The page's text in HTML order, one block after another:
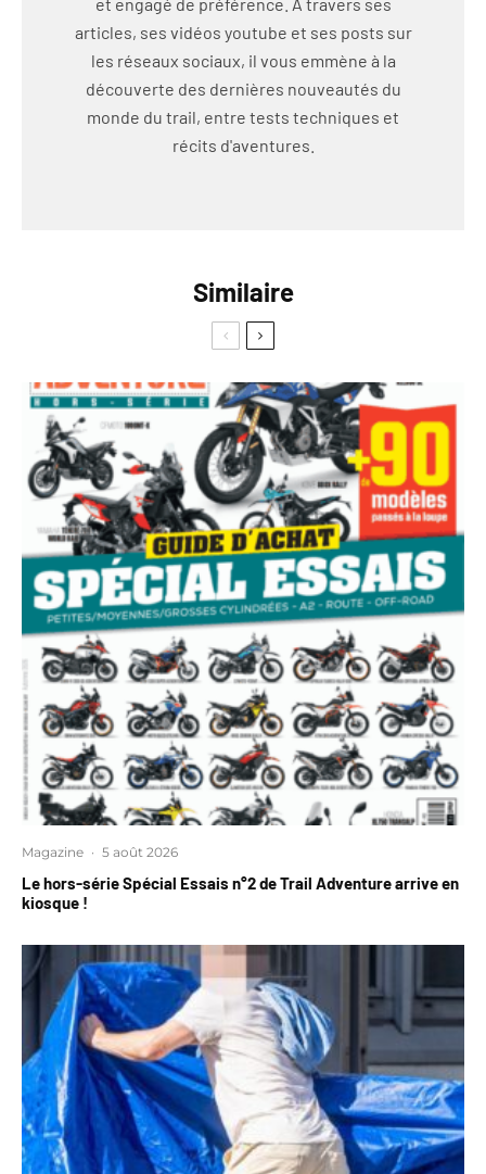
articles, ses vidéos youtube et ses posts sur
les réseaux sociaux, il vous emmène à la
découverte des dernières nouveautés du
monde du trail, entre tests techniques et
récits d'aventures.
Similaire
Magazine · 5 août 2026
Le hors-série Spécial Essais n°2 de Trail Adventure arrive en
kiosque !